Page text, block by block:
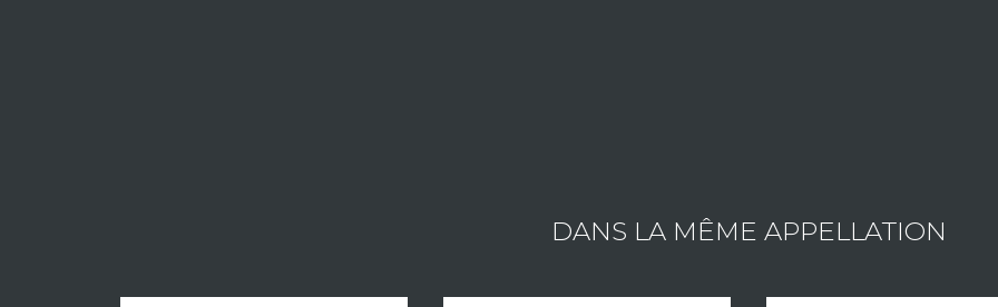
DANS LA MÊME APPELLATION